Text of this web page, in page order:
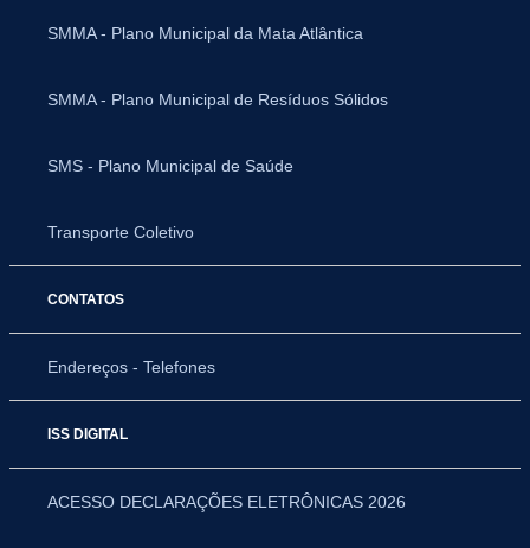
SMMA - Plano Municipal da Mata Atlântica
SMMA - Plano Municipal de Resíduos Sólidos
SMS - Plano Municipal de Saúde
Transporte Coletivo
CONTATOS
Endereços - Telefones
ISS DIGITAL
ACESSO DECLARAÇÕES ELETRÔNICAS 2026